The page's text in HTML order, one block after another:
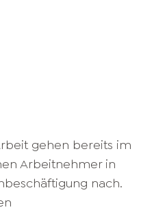
gehen bereits im
Arbeitnehmer in
nach.